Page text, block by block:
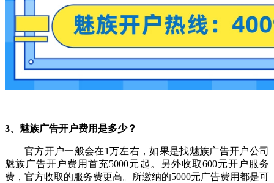
3、魅族广告开户费用是多少？
官方开户一般会在1万左右，如果是找魅族广告开户公司
魅族广告开户费用首充5000元起。另外收取600元开户服务
费，官方收取的服务费更高。所缴纳的5000元广告费用都是可